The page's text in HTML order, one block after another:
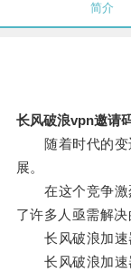
简介
长风破浪vpn邀请
随着时代的变
展。
在这个竞争激
了许多人亟需解决
长风破浪加速器
长风破浪加速